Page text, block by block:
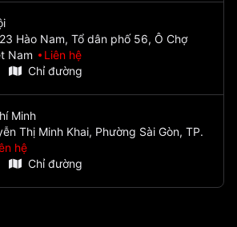
Hào Nam, Tổ dân phố 56, Ô Chợ
Nam
Liên hệ
Chỉ đường
Minh
Thị Minh Khai, Phường Sài Gòn, TP.
hệ
Chỉ đường